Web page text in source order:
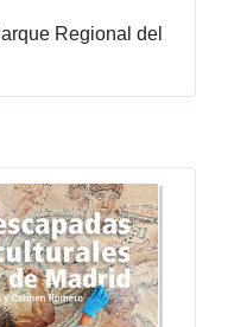
Regional del